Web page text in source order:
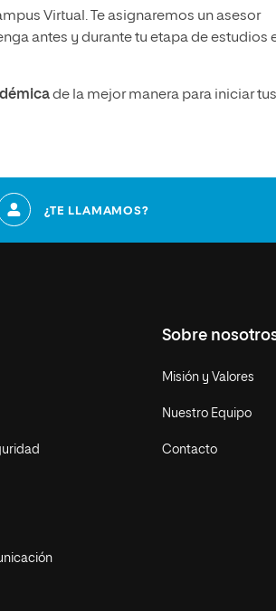
Virtual. Te asignaremos un asesor
antes y durante tu etapa de estudios
de la mejor manera para iniciar tus
¿TE LLAMAMOS?
Sobre
Misión y Valores
Nuestro Equipo
Contacto